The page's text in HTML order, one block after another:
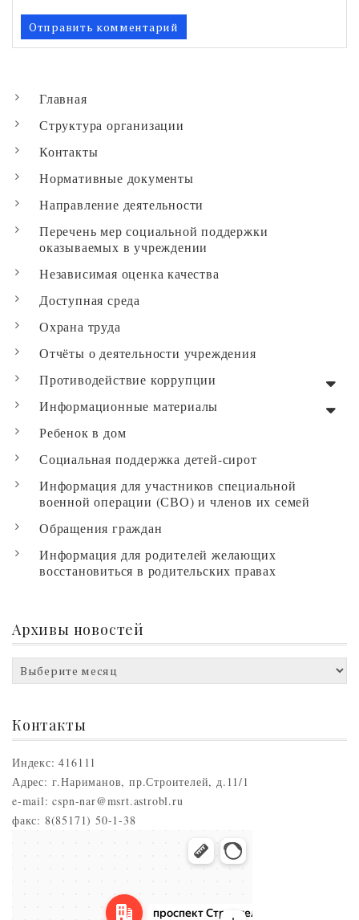
Главная
Структура организации
Контакты
Нормативные документы
Направление деятельности
Перечень мер социальной поддержки
оказываемых в учреждении
Независимая оценка качества
Доступная среда
Охрана труда
Отчёты о деятельности учреждения
Противодействие коррупции
Информационные материалы
Ребенок в дом
Социальная поддержка детей-сирот
Информация для участников специальной
военной операции (СВО) и членов их семей
Обращения граждан
Информация для родителей желающих
восстановиться в родительских правах
Архивы новостей
Архивы
новостей
Контакты
Индекс: 416111
Адрес: г.Нариманов, пр.Строителей, д.11/1
e-mail: cspn-nar@msrt.astrobl.ru
факс: 8(85171) 50-1-38
Проспект Строителей, 5 — Яндекс.Карты